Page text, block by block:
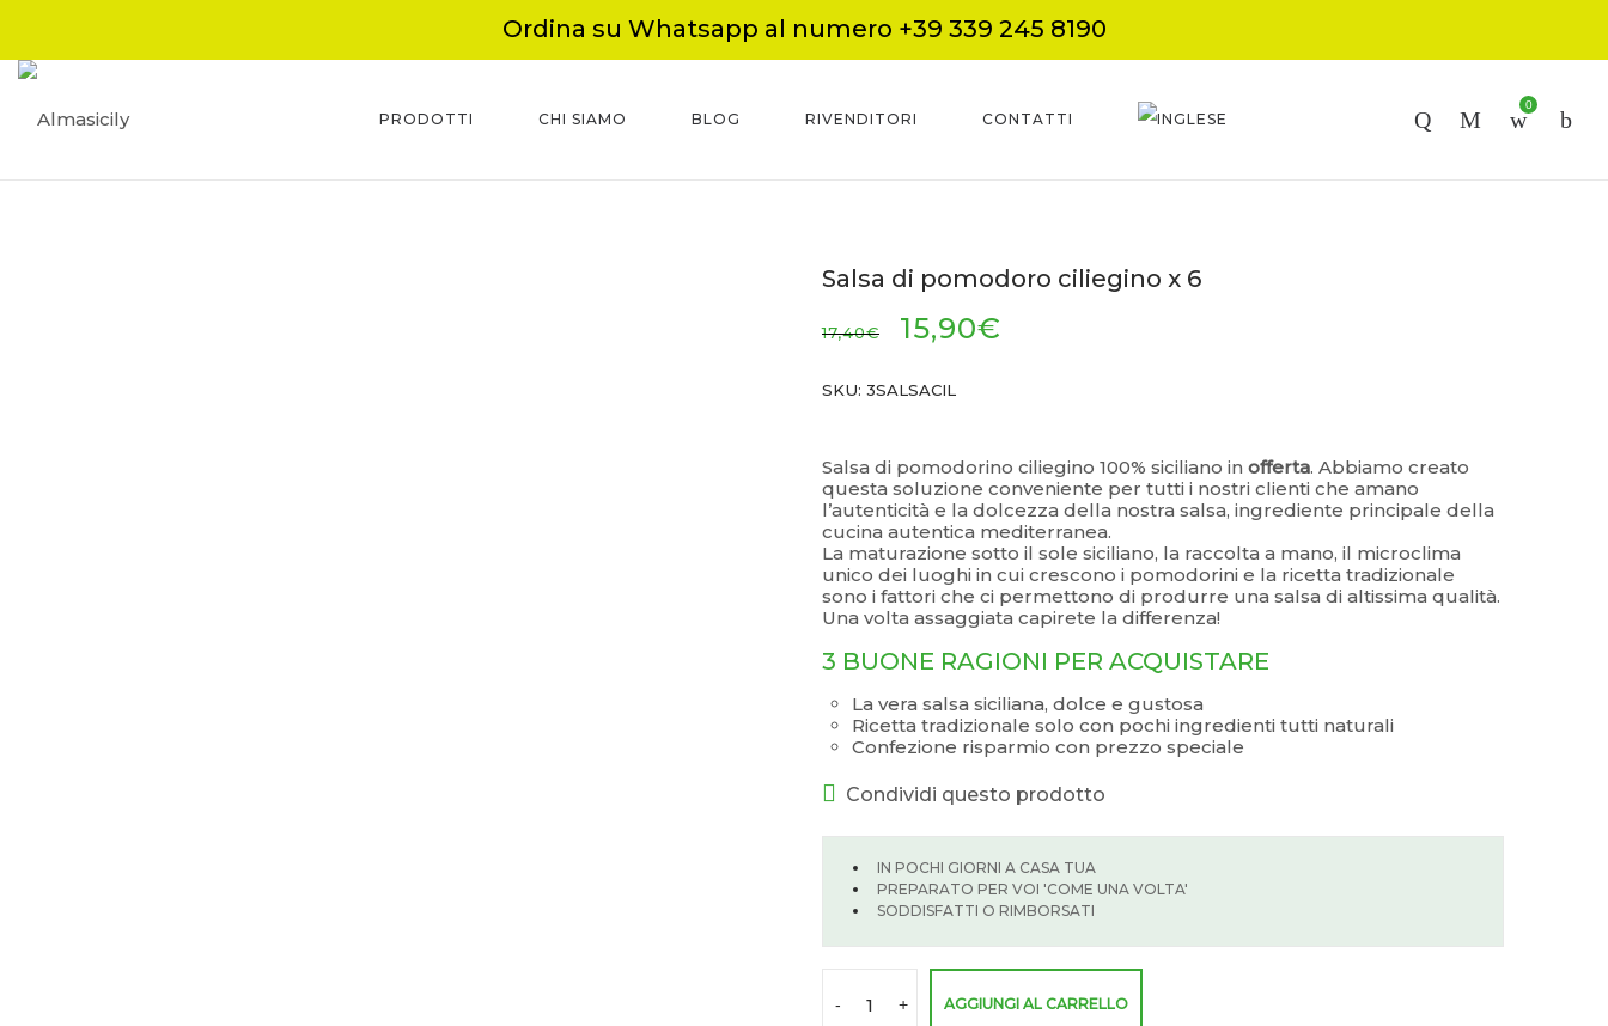
Ordina su Whatsapp al numero +39 339 245 8190
PRODOTTI CHI SIAMO BLOG RIVENDITORI CONTATTI
0
Salsa di pomodoro ciliegino x 6
17,40€ 15,90€
SKU: 3SALSACIL
Salsa di pomodorino ciliegino 100% siciliano in offerta. Abbiamo creato
questa soluzione conveniente per tutti i nostri clienti che amano
l’autenticità e la dolcezza della nostra salsa, ingrediente principale della
cucina autentica mediterranea.
La maturazione sotto il sole siciliano, la raccolta a mano, il microclima
unico dei luoghi in cui crescono i pomodorini e la ricetta tradizionale
sono i fattori che ci permettono di produrre una salsa di altissima qualità.
Una volta assaggiata capirete la differenza!
3 BUONE RAGIONI PER ACQUISTARE
La vera salsa siciliana, dolce e gustosa
Ricetta tradizionale solo con pochi ingredienti tutti naturali
Confezione risparmio con prezzo speciale
Condividi questo prodotto
IN POCHI GIORNI A CASA TUA
PREPARATO PER VOI 'COME UNA VOLTA'
SODDISFATTI O RIMBORSATI
- + AGGIUNGI AL CARRELLO